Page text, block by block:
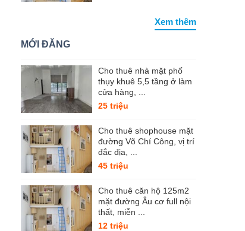
Xem thêm
MỚI ĐĂNG
Cho thuê nhà mặt phố
thụy khuê 5,5 tầng ở làm
cửa hàng, ...
25 triệu
Cho thuê shophouse mặt
đường Võ Chí Công, vị trí
đắc địa, ...
45 triệu
Cho thuê căn hộ 125m2
mặt đường Âu cơ full nội
thất, miễn ...
12 triệu